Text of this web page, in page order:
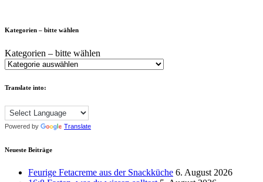
Kategorien – bitte wählen
Kategorien – bitte wählen
Translate into:
Powered by Translate
Neueste Beiträge
Feurige Fetacreme aus der Snackküche 6. August 2026